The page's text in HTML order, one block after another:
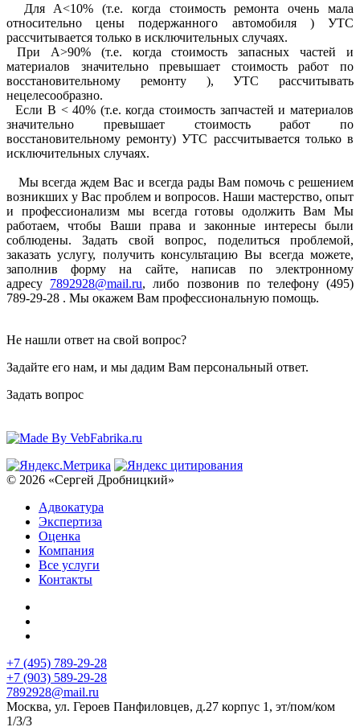
Для А<10% (т.е. когда стоимость ремонта очень мала
относительно цены подержанного автомобиля ) УТС
рассчитывается только в исключительных случаях.
При А>90% (т.е. когда стоимость запасных частей и
материалов значительно превышает стоимость работ по
восстановительному ремонту ), УТС рассчитывать
нецелесообразно.
Если В < 40% (т.е. когда стоимость запчастей и материалов
значительно превышает стоимость работ по
восстановительному ремонту) УТС рассчитывается только в
исключительных случаях.
Мы всегда ждем Вас и всегда рады Вам помочь с решением
возникших у Вас проблем и вопросов. Наши мастерство, опыт
и профессионализм мы всегда готовы одолжить Вам Мы
работаем, чтобы Ваши права и законные интересы были
соблюдены. Задать свой вопрос, поделиться проблемой,
заказать услугу, получить консультацию Вы всегда можете,
заполнив форму на сайте, написав по электронному
адресу 7892928@mail.ru, либо позвонив по телефону (495)
789-29-28 . Мы окажем Вам профессиональную помощь.
Не нашли ответ на свой вопрос?
Задайте его нам, и мы дадим Вам персональный ответ.
Задать вопрос
© 2026 «Сергей Дробницкий»
Адвокатура
Экспертиза
Оценка
Компания
Все услуги
Контакты
+7 (495) 789-29-28
+7 (903) 589-29-28
7892928@mail.ru
Москва, ул. Героев Панфиловцев, д.27 корпус 1, эт/пом/ком
1/3/3